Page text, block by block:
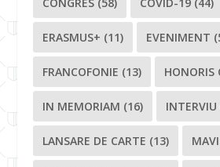
ERASMUS+ (11) EVENIMENT
FRANCOFONIE (13) HONORIS
IN MEMORIAM (16) INTERVIU
LANSARE DE CARTE (13)